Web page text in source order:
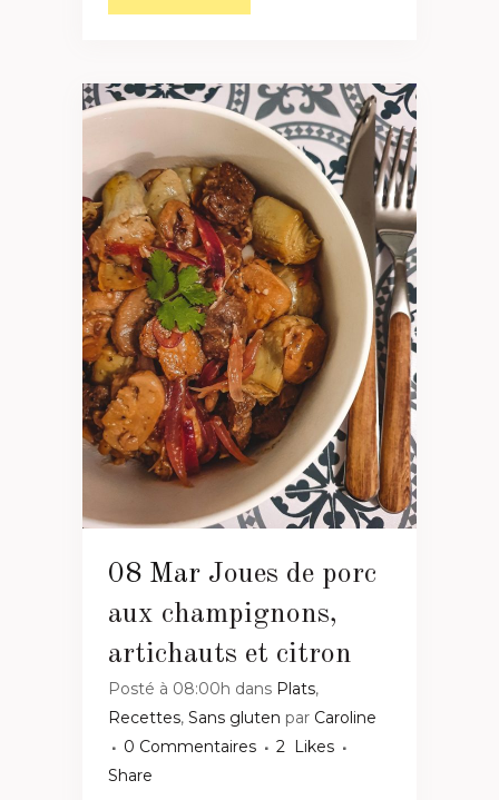
08 Mar Joues de porc
aux champignons,
artichauts et citron
Posté à 08:00h dans Plats,
Recettes, Sans gluten par Caroline
0 Commentaires
2 Likes
Share